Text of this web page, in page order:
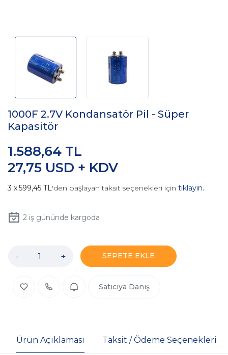
1000F 2.7V Kondansatör Pil - Süper
Kapasitör
27,75 USD + KDV
1.588,64 TL
599,45 TL'den başlayan taksit seçenekleri için tıklayın.
2iş gününde kargoda
- + SEPETE EKLE
Satıcıya Danış
Ürün Açıklaması Taksit / Ödeme Seçenekleri